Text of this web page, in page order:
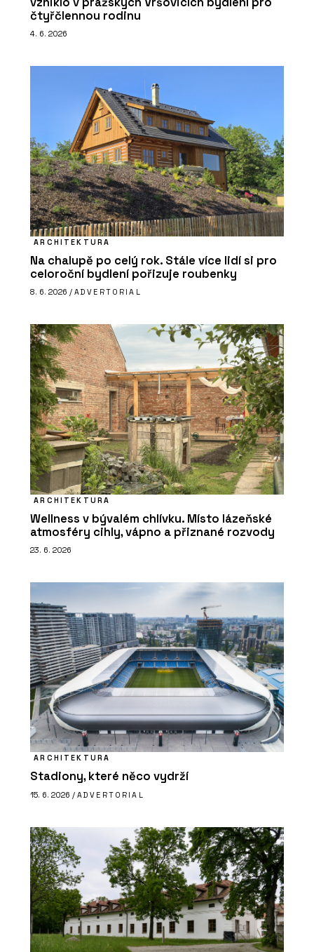
čtyřčlennou rodinu
4. 6. 2026
ARCHITEKTURA
Na chalupě po celý rok. Stále více lidí si pro
celoroční bydlení pořizuje roubenky
8. 6. 2026 / ADVERTORIAL
ARCHITEKTURA
Wellness v bývalém chlívku. Místo lázeňské
atmosféry cihly, vápno a přiznané rozvody
23. 6. 2026
ARCHITEKTURA
Stadiony, které něco vydrží
15. 6. 2026 / ADVERTORIAL